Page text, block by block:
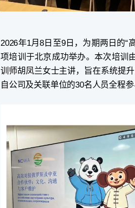
2026年1月8日至9日，为期两日的“
项培训于北京成功举办。本次培训
训师胡凤兰女士主讲，旨在系统提
自公司及关联单位的30名人员全程